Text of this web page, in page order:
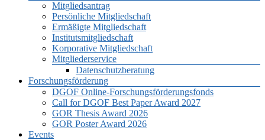
Mitgliedsantrag
Persönliche Mitgliedschaft
Ermäßigte Mitgliedschaft
Institutsmitgliedschaft
Korporative Mitgliedschaft
Mitgliederservice
Datenschutzberatung
Forschungsförderung
DGOF Online-Forschungsförderungsfonds
Call for DGOF Best Paper Award 2027
GOR Thesis Award 2026
GOR Poster Award 2026
Events